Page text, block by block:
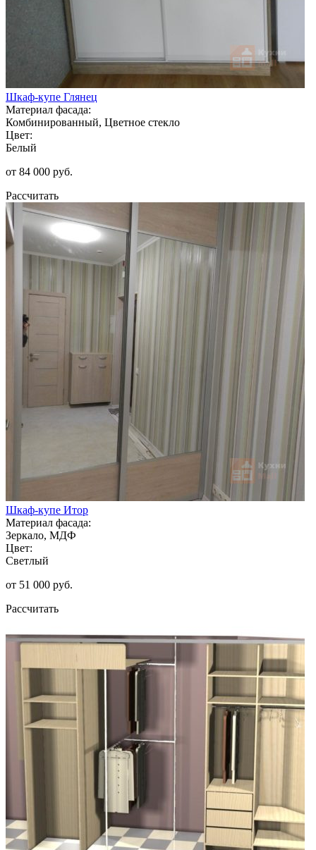
Шкаф-купе Глянец
Материал фасада:
Комбинированный, Цветное стекло
Цвет:
Белый
от 84 000 руб.
Рассчитать
Шкаф-купе Итор
Материал фасада:
Зеркало, МДФ
Цвет:
Светлый
от 51 000 руб.
Рассчитать